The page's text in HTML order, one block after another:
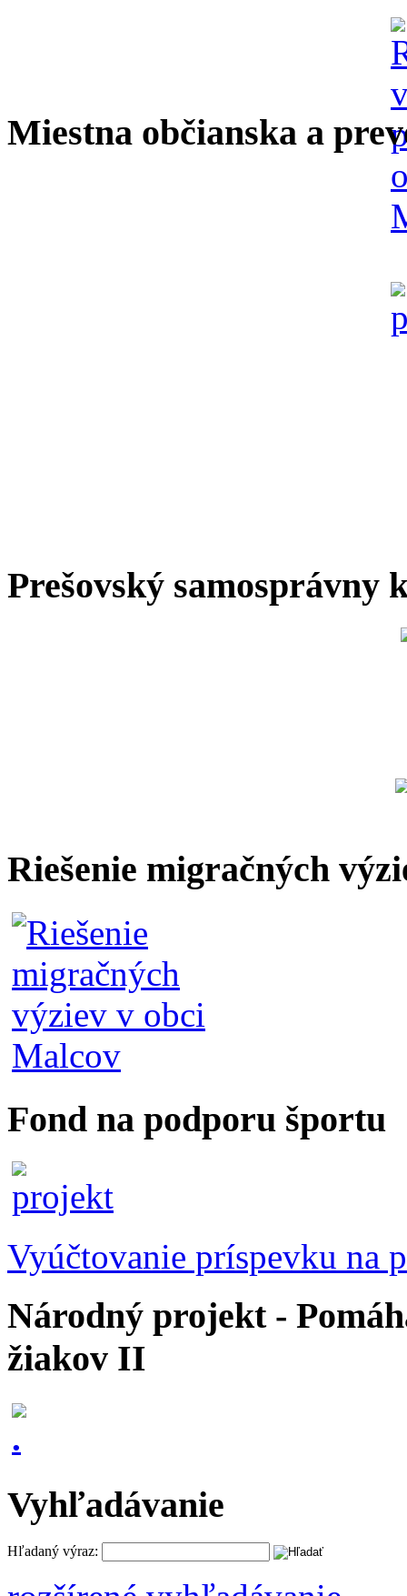
Miestna občianska a
Prešovský samosprávny
Riešenie migračných
Fond na podporu športu
Vyúčtovanie príspevku na
Národný projekt -
žiakov II
Vyhľadávanie
Hľadaný výraz: